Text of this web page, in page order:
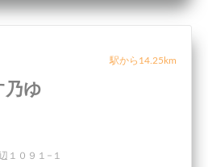
駅から14.25km
乃ゆ
１０９１−１